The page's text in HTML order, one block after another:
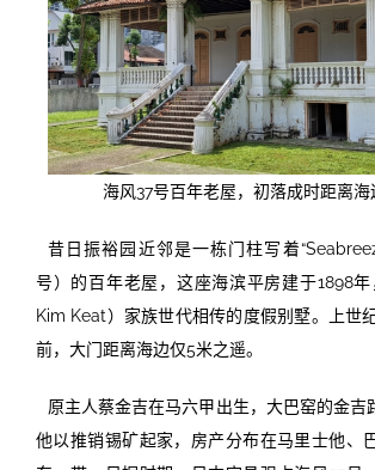
海风37号百年老屋，初落成时距离
昔日振裕园近邻是一栋门柱写着
号）的百年老屋，这座海滨平房建于1898
Kim Keat）家族世代相传的度假别墅。上世
前，大门距离海边仅5米之遥。
原主人蔡金吉在马六甲出生，大巴窑的金吉
他以推销锡矿起家，房产分布在马里士他、